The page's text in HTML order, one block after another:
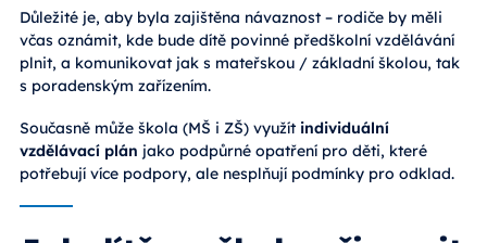
Důležité je, aby byla zajištěna návaznost – rodiče by měli
včas oznámit, kde bude dítě povinné předškolní vzdělávání
plnit, a komunikovat jak s mateřskou / základní školou, tak
s poradenským zařízením.
Současně může škola (MŠ i ZŠ) využít individuální
vzdělávací plán jako podpůrné opatření pro děti, které
potřebují více podpory, ale nesplňují podmínky pro odklad.